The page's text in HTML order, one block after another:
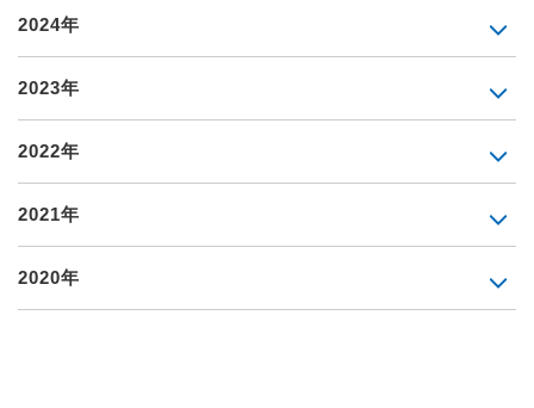
2024年
2023年
2022年
2021年
2020年